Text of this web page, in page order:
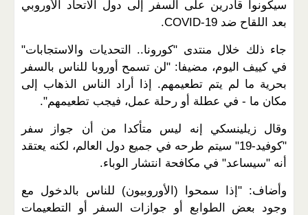
سيكونوا قادرين على السفر إلى دول الاتحاد الأوروبي
بعد اللقاح ضد COVID-19.
جاء ذلك خلال منتدى "كورونا.. التحديات والاستجابات"
في كييف اليوم، مضيفا: "لن تسمح أوروبا للناس بالسفر
بحرية ما لم يتم تطعيمهم. إذا أراد الناس الذهاب إلى
مكان ما - في عطلة أو رحلة عمل، فيجب تطعيمهم".
وقال زيلينسكي إنه ليس متأكدا من أن جواز سفر
"كوفيد-19" سيتم طرحه في جميع دول العالم، لكنه يعتقد
أنه "سيساعد" في مكافحة انتشار الوباء.
وأضاف: "إذا سمحوا (الأوروبيون) للناس بالدخول مع
وجود بعض الطوابع أو جوازات السفر أو التطعيمات